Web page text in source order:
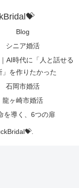
Blog
シニア婚活
AI時代に「人と話せる
」を作りたかった
石岡市婚活
龍ヶ崎市婚活
を導く、6つの扉